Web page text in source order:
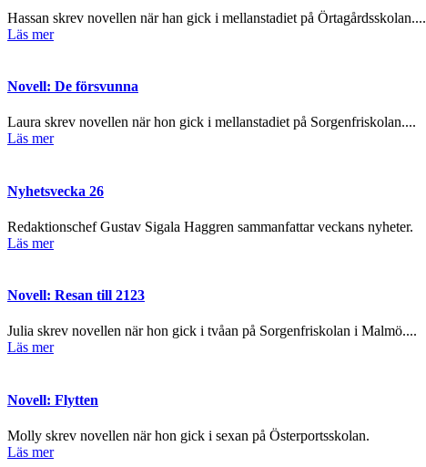
Hassan skrev novellen när han gick i mellanstadiet på Örtagårdsskolan....
Läs mer
Novell: De försvunna
Laura skrev novellen när hon gick i mellanstadiet på Sorgenfriskolan....
Läs mer
Nyhetsvecka 26
Redaktionschef Gustav Sigala Haggren sammanfattar veckans nyheter.
Läs mer
Novell: Resan till 2123
Julia skrev novellen när hon gick i tvåan på Sorgenfriskolan i Malmö....
Läs mer
Novell: Flytten
Molly skrev novellen när hon gick i sexan på Österportsskolan.
Läs mer